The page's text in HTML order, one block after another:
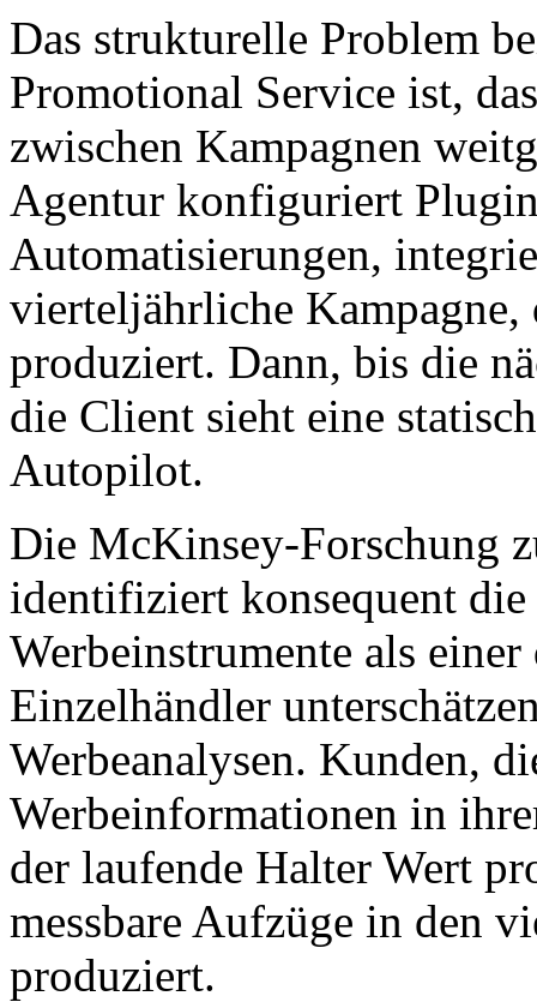
Das strukturelle Problem
Promotional Service ist,
zwischen Kampagnen
Agentur konfiguriert
Automatisierungen,
vierteljährliche Kampagne,
produziert. Dann, bis die
die Client sieht eine
Autopilot.
Die McKinsey-Forschung
identifiziert konsequent
Werbeinstrumente als
Einzelhändler
Werbeanalysen. Kunden,
Werbeinformationen in
der laufende Halter Wert
messbare Aufzüge in den
produziert.